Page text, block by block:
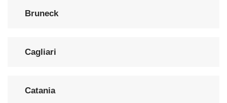
Bruneck
Cagliari
Catania